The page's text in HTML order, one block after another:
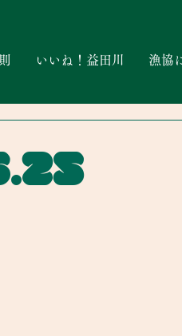
いいね！益田川 漁協